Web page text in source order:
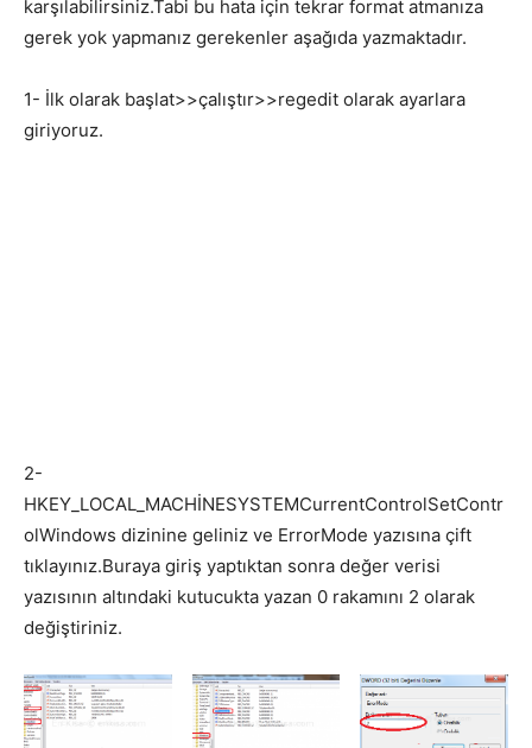
karşılabilirsiniz.Tabi bu hata için tekrar format atmanıza
gerek yok yapmanız gerekenler aşağıda yazmaktadır.
1- İlk olarak başlat>>çalıştır>>regedit olarak ayarlara
giriyoruz.
2-
HKEY_LOCAL_MACHİNESYSTEMCurrentControlSetContr
olWindows dizinine geliniz ve ErrorMode yazısına çift
tıklayınız.Buraya giriş yaptıktan sonra değer verisi
yazısının altındaki kutucukta yazan 0 rakamını 2 olarak
değiştiriniz.